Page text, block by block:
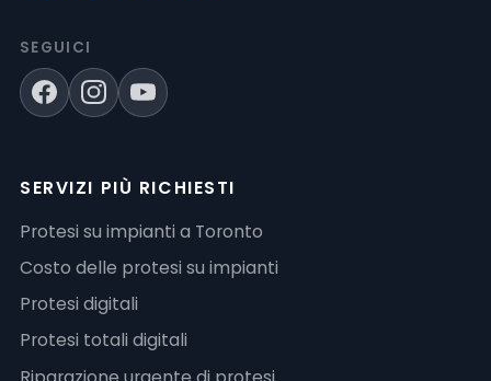
SEGUICI
SERVIZI PIÙ RICHIESTI
Protesi su impianti a Toronto
Costo delle protesi su impianti
Protesi digitali
Protesi totali digitali